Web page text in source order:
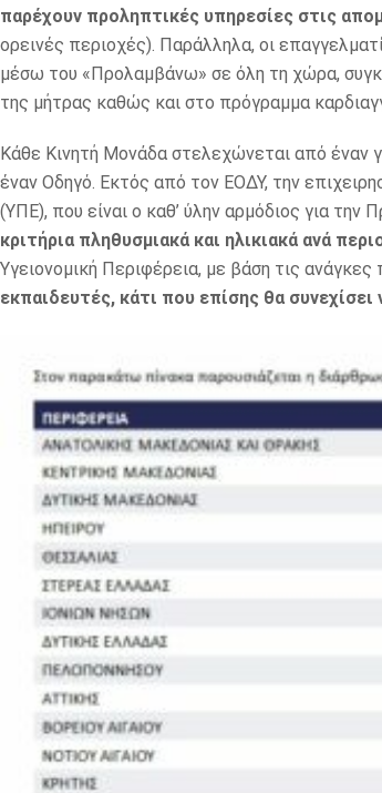
παρέχουν προληπτικές υπηρεσίες στις
ορεινές περιοχές). Παράλληλα, οι
μέσω του «Προλαμβάνω» σε όλη τη χώρα,
της μήτρας καθώς και στο πρόγραμμα
Κάθε Κινητή Μονάδα στελεχώνεται από έναν
έναν Οδηγό. Εκτός από τον ΕΟΔΥ, την
(ΥΠΕ), που είναι ο καθ’ ύλην αρμόδιος για την
κριτήρια πληθυσμιακά και ηλικιακά ανά
Υγειονομική Περιφέρεια, με βάση τις
εκπαιδευτές, κάτι που επίσης θα